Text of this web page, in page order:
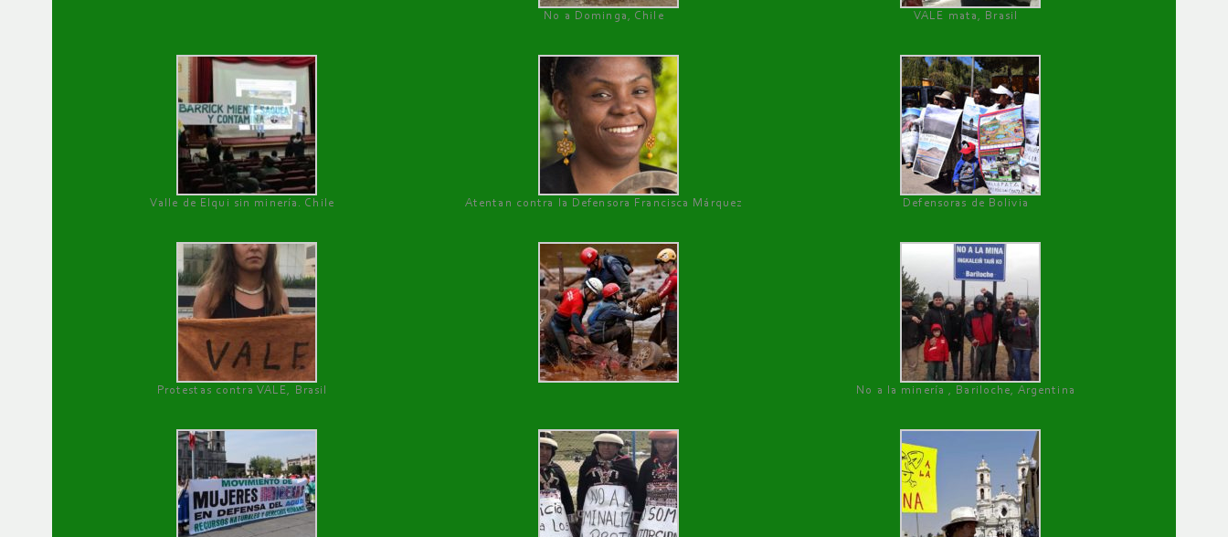
No a Dominga, Chile
VALE mata, Brasil
Valle de Elqui sin minería. Chile Atentan contra la Defensora Francisca Márquez Defensoras de Bolivia
Protestas contra VALE, Brasil No a la minería , Bariloche, Argentina